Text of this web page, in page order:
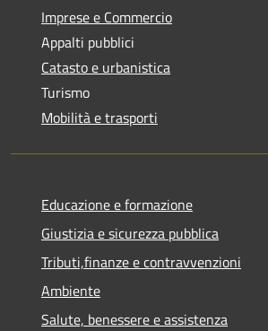
Imprese e Commercio
Appalti pubblici
Catasto e urbanistica
Turismo
Mobilità e trasporti
Educazione e formazione
Giustizia e sicurezza pubblica
Tributi,finanze e contravvenzioni
Ambiente
Salute, benessere e assistenza